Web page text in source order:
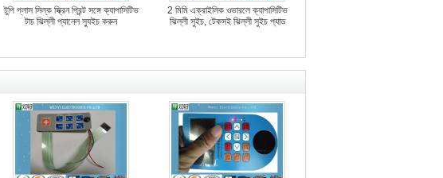
টুপি গ্লাস সিল্ক স্ক্রিন প্রিন্ট সঙ্গে ক্যাপাসিটিভ
টাচ ঝিল্লী প্যানেল স্যুইচ করুন
2 মিমি এক্রাইলিক ওভারলে ক্যাপাসিটিভ
ঝিল্লী সুইচ, টেকসই ঝিল্লী সুইচ প্যাড